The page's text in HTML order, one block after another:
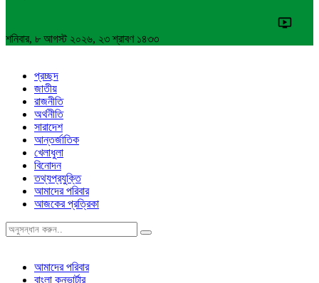
শনিবার, ৮ আগস্ট ২০২৬, ২৩ শ্রাবণ ১৪৩৩
প্রচ্ছদ
জাতীয়
রাজনীতি
অর্থনীতি
সারাদেশ
আন্তর্জাতিক
খেলাধুলা
বিনোদন
তথ্যপ্রযুক্তি
আমাদের পরিবার
আজকের প্রত্রিকা
আমাদের পরিবার
বাংলা কনভার্টার